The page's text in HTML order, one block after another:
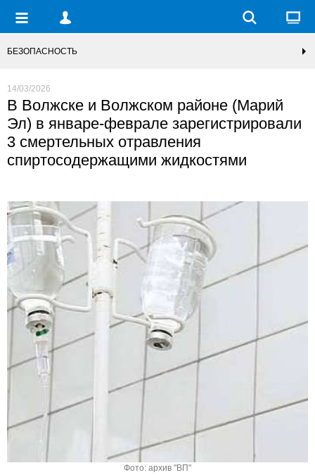
БЕЗОПАСНОСТЬ
14/03/2026
В Волжске и Волжском районе (Марий
Эл) в январе-феврале зарегистрировали
3 смертельных отравления
спиртосодержащими жидкостями
Фото: архив "ВП"